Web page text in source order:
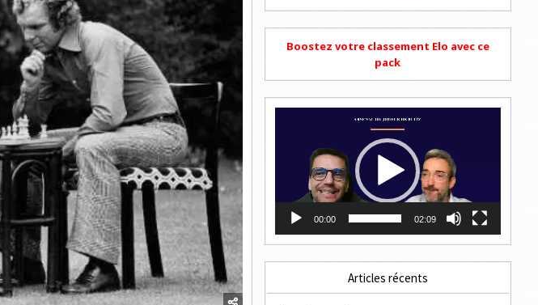
Boostez votre classement Elo avec ce
pack
00:00 02:09
Articles récents